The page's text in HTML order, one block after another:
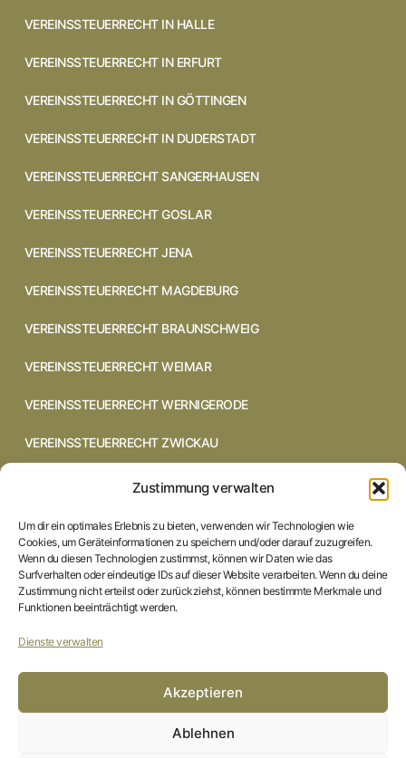
Zustimmung verwalten
Um dir ein optimales Erlebnis zu bieten, verwenden wir Technologien wie
Cookies, um Geräteinformationen zu speichern und/oder darauf zuzugreifen.
Wenn du diesen Technologien zustimmst, können wir Daten wie das
Surfverhalten oder eindeutige IDs auf dieser Website verarbeiten. Wenn du deine
Zustimmung nicht erteilst oder zurückziehst, können bestimmte Merkmale und
Funktionen beeinträchtigt werden.
Dienste verwalten
Akzeptieren
Ablehnen
VEREINSSTEUERRECHT IN HALLE
VEREINSSTEUERRECHT IN ERFURT
VEREINSSTEUERRECHT IN GÖTTINGEN
VEREINSSTEUERRECHT IN DUDERSTADT
VEREINSSTEUERRECHT SANGERHAUSEN
VEREINSSTEUERRECHT GOSLAR
VEREINSSTEUERRECHT JENA
VEREINSSTEUERRECHT MAGDEBURG
VEREINSSTEUERRECHT BRAUNSCHWEIG
VEREINSSTEUERRECHT WEIMAR
VEREINSSTEUERRECHT WERNIGERODE
VEREINSSTEUERRECHT ZWICKAU
VEREINSSTEUERRECHT CHEMNITZ
VEREINSSTEUERRECHT DRESDEN
VEREINSSTEUERRECHT COTTBUS
VEREINSSTEUERRECHT IN BRAUNSCHWEIG
STARTSEITE